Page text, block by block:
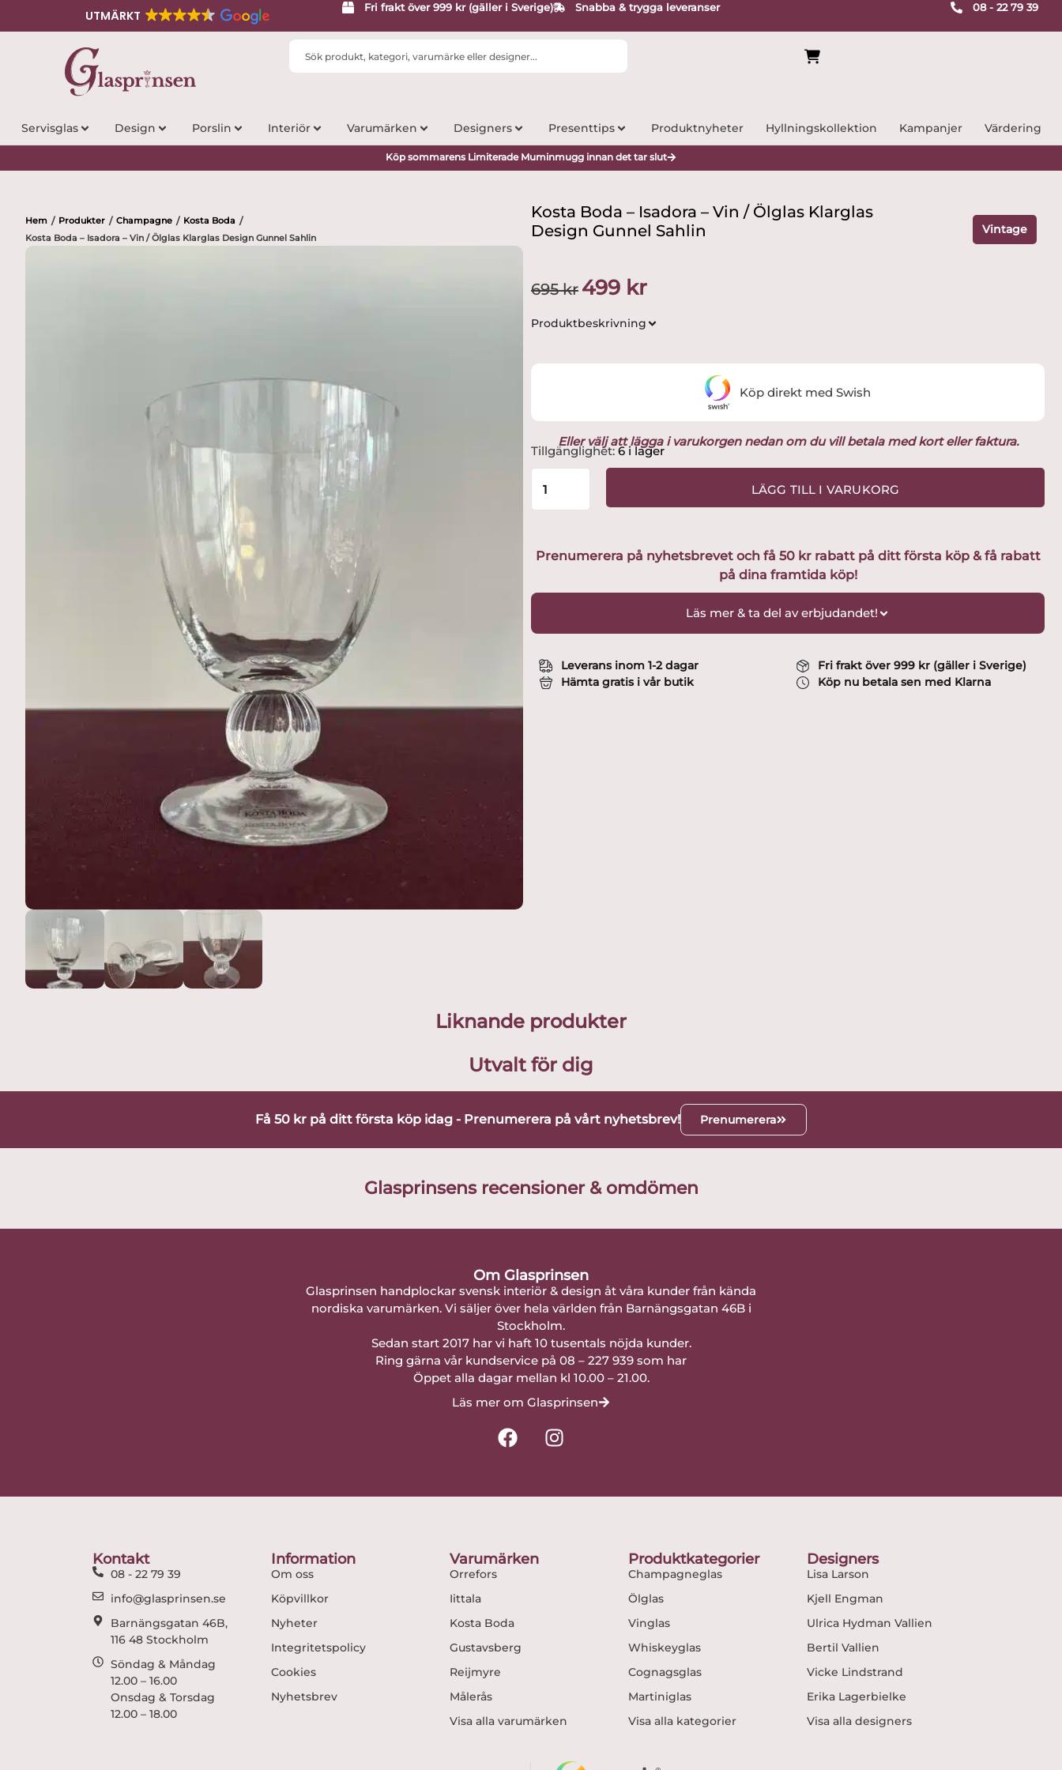
UTMÄRKT
Fri frakt över 999 kr (gäller i Sverige) Snabba & trygga leveranser 08 - 22 79 39
Search
Servisglas Design Porslin Interiör Varumärken Designers Presenttips Produktnyheter Hyllningskollektion Kampanjer Värdering
Köp sommarens Limiterade Muminmugg innan det tar slut
Hem / Produkter / Champagne / Kosta Boda /
Kosta Boda – Isadora – Vin / Ölglas Klarglas Design Gunnel Sahlin
Kosta Boda – Isadora – Vin / Ölglas Klarglas
Design Gunnel Sahlin
Vintage
695kr Det
ursprungliga
priset
499 krDet
Produktbeskrivning
Eller välj att lägga i varukorgen nedan om du vill betala med kort eller faktura.
Tillgänglighet: 6 i lager
Kosta
Boda
Klarglas
mängd
LÄGG TILL I VARUKORG
Köp direkt med Swish
Prenumerera på nyhetsbrevet och få 50 kr rabatt på ditt första köp & få rabatt
på dina framtida köp!
Läs mer & ta del av erbjudandet!
Leverans inom 1-2 dagar
Hämta gratis i vår butik
Fri frakt över 999 kr (gäller i Sverige)
Köp nu betala sen med Klarna
Liknande produkter
Utvalt för dig
Få 50 kr på ditt första köp idag - Prenumerera på vårt nyhetsbrev! Prenumerera
Glasprinsens recensioner & omdömen
Om Glasprinsen
Glasprinsen handplockar svensk interiör & design åt våra kunder från kända
nordiska varumärken. Vi säljer över hela världen från Barnängsgatan 46B i
Stockholm.
Sedan start 2017 har vi haft 10 tusentals nöjda kunder.
Ring gärna vår kundservice på 08 – 227 939 som har
Öppet alla dagar mellan kl 10.00 – 21.00.
Läs mer om Glasprinsen
F
a
k
I
n
Kontakt
08 - 22 79 39
info@glasprinsen.se
Barnängsgatan 46B,
116 48 Stockholm
Söndag & Måndag
12.00 – 16.00
Onsdag & Torsdag
12.00 – 18.00
Information
Om oss
Köpvillkor
Nyheter
Integritetspolicy
Cookies
Nyhetsbrev
Varumärken
Orrefors
Iittala
Kosta Boda
Gustavsberg
Reijmyre
Målerås
Visa alla varumärken
Produktkategorier
Champagneglas
Ölglas
Vinglas
Whiskeyglas
Cognagsglas
Martiniglas
Visa alla kategorier
Designers
Lisa Larson
Kjell Engman
Ulrica Hydman Vallien
Bertil Vallien
Vicke Lindstrand
Erika Lagerbielke
Visa alla designers